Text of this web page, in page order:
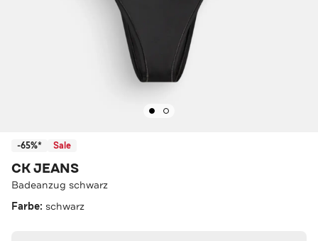
-65%* Sale
CK JEANS
Badeanzug schwarz
Farbe: schwarz